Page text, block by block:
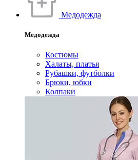
Медодежда
Медодежда
Костюмы
Халаты, платья
Рубашки, футболки
Брюки, юбки
Колпаки